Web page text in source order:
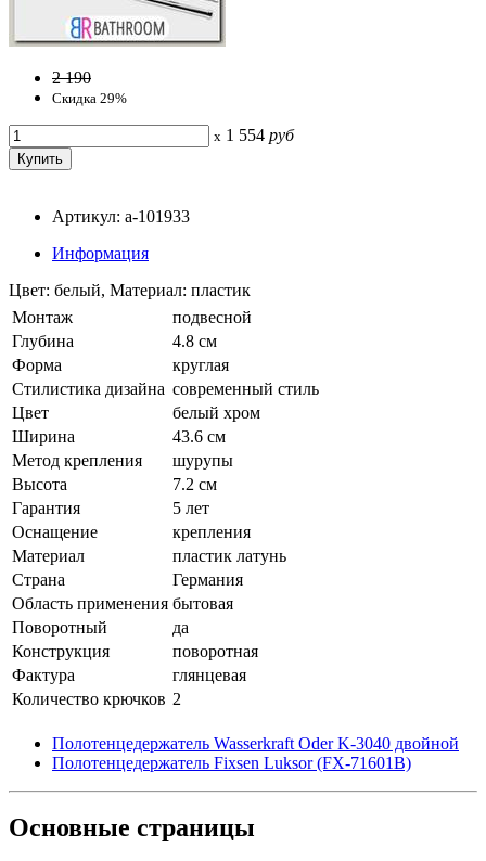
2 190
Скидка 29%
x 1 554 руб
Артикул: a-101933
Информация
Цвет: белый, Материал: пластик
Монтаж
подвесной
Глубина
4.8 см
Форма
круглая
Стилистика дизайна современный стиль
Цвет
белый хром
Ширина
43.6 см
Метод крепления
шурупы
Высота
7.2 см
Гарантия
5 лет
Оснащение
крепления
Материал
пластик латунь
Страна
Германия
Область применения бытовая
Поворотный
да
Конструкция
поворотная
Фактура
глянцевая
Количество крючков 2
Полотенцедержатель Wasserkraft Oder K-3040 двойной
Полотенцедержатель Fixsen Luksor (FX-71601B)
Основные страницы